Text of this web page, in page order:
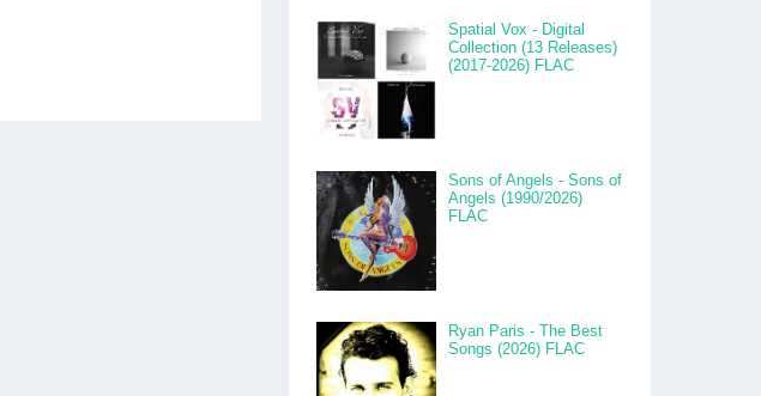
Spatial Vox - Digital
Collection (13 Releases)
(2017-2026) FLAC
Sons of Angels - Sons of
Angels (1990/2026)
FLAC
Ryan Paris - The Best
Songs (2026) FLAC